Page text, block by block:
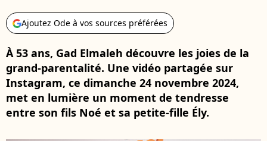
Ajoutez Ode à vos sources préférées
À 53 ans, Gad Elmaleh découvre les joies de la
grand-parentalité. Une vidéo partagée sur
Instagram, ce dimanche 24 novembre 2024,
met en lumière un moment de tendresse
entre son fils Noé et sa petite-fille Ély.